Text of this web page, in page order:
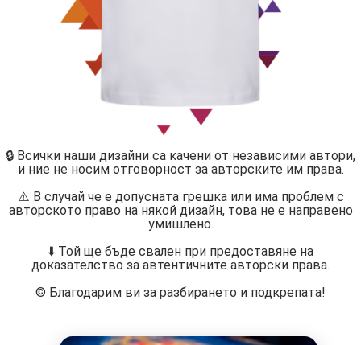
🔒 Всички наши дизайни са качени от независими автори,
и ние не носим отговорност за авторските им права.
⚠️ В случай че е допусната грешка или има проблем с
авторското право на някой дизайн, това не е направено
умишлено.
⬇️ Той ще бъде свален при предоставяне на
доказателство за автентичните авторски права.
©️ Благодарим ви за разбирането и подкрепата!